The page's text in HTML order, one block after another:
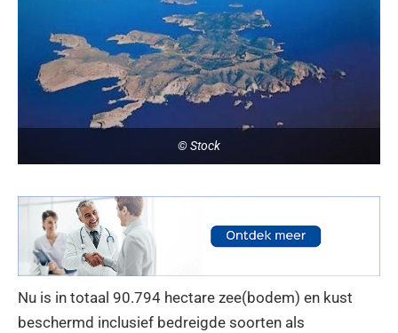
© Stock
Nu is in totaal 90.794 hectare zee(bodem) en kust
beschermd inclusief bedreigde soorten als